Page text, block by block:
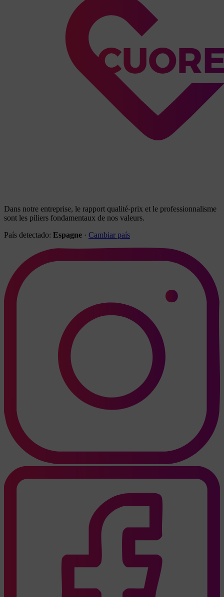
Dans notre entreprise, le rapport qualité-prix et le professionnalisme
sont les piliers fondamentaux de nos valeurs.
País detectado: Espagne · Cambiar país